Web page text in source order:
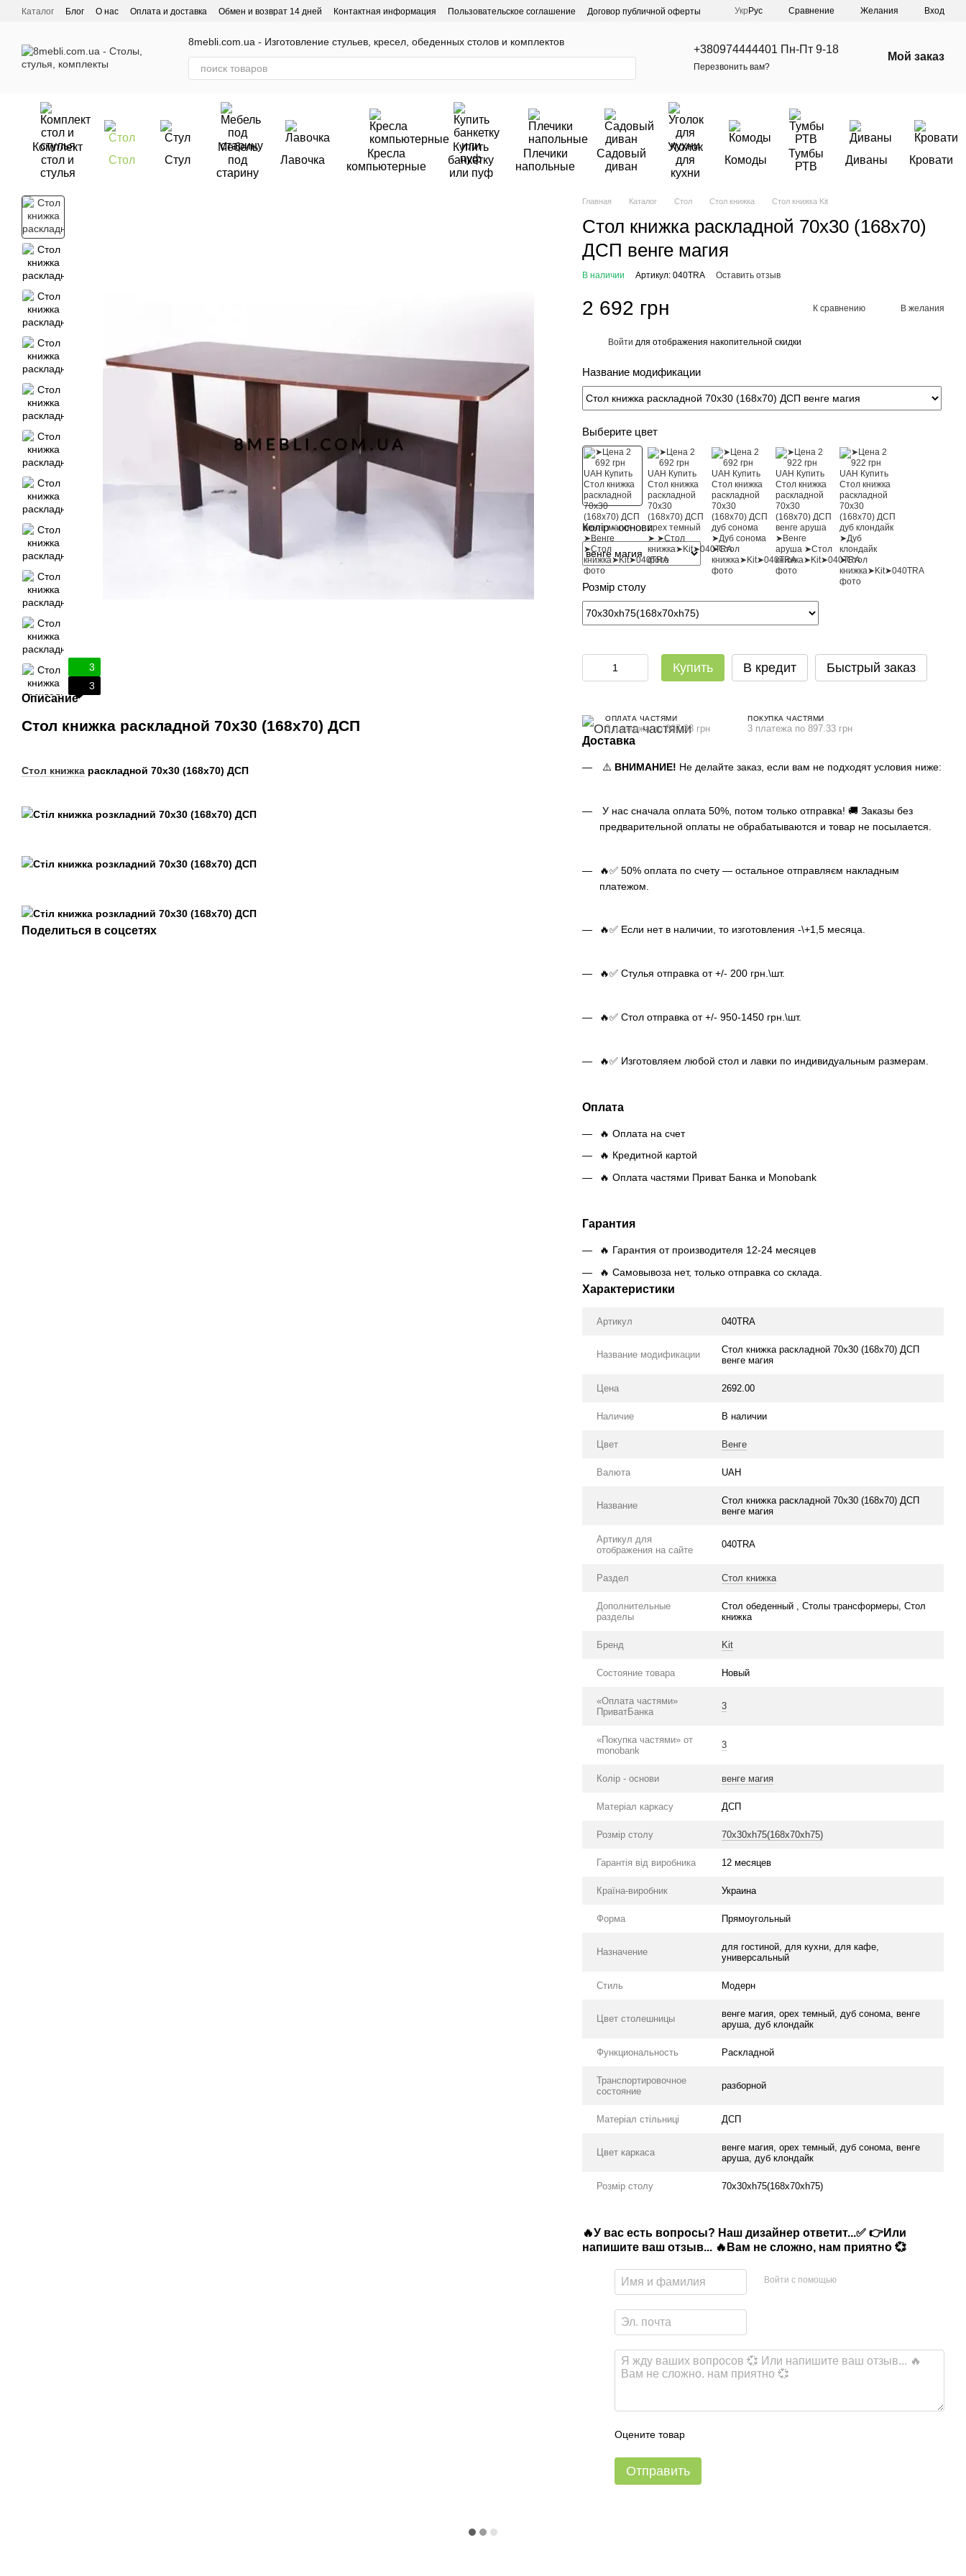
Перейти к основному контенту
Каталог Блог О нас Оплата и доставка Обмен и возврат 14 дней Контактная информация Пользовательское соглашение
Договор публичной оферты
Укр Рус Сравнение Желания Вход
8mebli.com.ua - Изготовление стульев, кресел, обеденных столов и комплектов
+380974444401 Пн-Пт 9-18
Перезвонить вам?
Мой заказ
Комплект
стол и
стулья
Стол Стул
Мебель
под
старину
Лавочка
Кресла
компьютерные
Купить
банкетку
или пуф
Плечики
напольные
Садовый
диван
Уголок
для
кухни
Комоды
Тумбы
РТВ
Диваны Кровати
3
3
Описание
Стол книжка раскладной 70х30 (168х70) ДСП
Стол книжка раскладной 70х30 (168х70) ДСП
Поделиться в соцсетях
Главная Каталог Стол Стол книжка Стол книжка Kit
Стол книжка раскладной 70х30 (168х70)
ДСП венге магия
В наличии Артикул: 040TRA Оставить отзыв
2 692 грн К сравнению В желания
Войти для отображения накопительной скидки
Название модификации
Выберите цвет
Колір - основи
Розмір столу
Купить В кредит Быстрый заказ
ОПЛАТА ЧАСТЯМИ
3 платежа по 897.33 грн
ПОКУПКА ЧАСТЯМИ
3 платежа по 897.33 грн
Доставка
⚠️ ВНИМАНИЕ! Не делайте заказ, если вам не подходят условия ниже:
У нас сначала оплата 50%, потом только отправка! 🚚 Заказы без
предварительной оплаты не обрабатываются и товар не посылается.
🔥✅ 50% оплата по счету — остальное отправляєм накладным
платежом.
🔥✅ Если нет в наличии, то изготовления -\+1,5 месяца.
🔥✅ Стулья отправка от +/- 200 грн.\шт.
🔥✅ Стол отправка от +/- 950-1450 грн.\шт.
🔥✅ Изготовляем любой стол и лавки по индивидуальным размерам.
Оплата
🔥 Оплата на счет
🔥 Кредитной картой
🔥 Оплата частями Приват Банка и Monobank
Гарантия
🔥 Гарантия от производителя 12-24 месяцев
🔥 Самовывоза нет, только отправка со склада.
Характеристики
Артикул 040TRA
Название модификации
Стол книжка раскладной 70х30 (168х70) ДСП
венге магия
Цена 2692.00
Наличие В наличии
Цвет Венге
Валюта UAH
Название
Стол книжка раскладной 70х30 (168х70) ДСП
венге магия
Артикул для
отображения на сайте
040TRA
Раздел Стол книжка
Дополнительные
разделы
Стол обеденный , Столы трансформеры, Стол
книжка
Бренд Kit
Состояние товара Новый
«Оплата частями»
ПриватБанка
3
«Покупка частями» от
monobank
3
Колір - основи венге магия
Матеріал каркасу ДСП
Розмір столу 70х30хh75(168х70хh75)
Гарантія від виробника 12 месяцев
Країна-виробник Украина
Форма Прямоугольный
Назначение
для гостиной, для кухни, для кафе,
универсальный
Стиль Модерн
Цвет столешницы
венге магия, орех темный, дуб сонома, венге
аруша, дуб клондайк
Функциональность Раскладной
Транспортировочное
состояние
разборной
Матеріал стільниці ДСП
Цвет каркаса
венге магия, орех темный, дуб сонома, венге
аруша, дуб клондайк
Розмір столу 70х30хh75(168х70хh75)
🔥У вас есть вопросы? Наш дизайнер ответит...✅ 👉Или
напишите ваш отзыв... 🔥Вам не сложно, нам приятно 💞
Войти с помощью
Оцените товар
Отправить